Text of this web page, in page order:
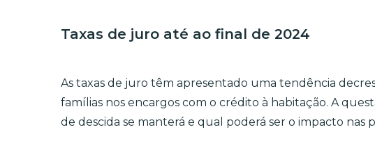
Taxas de juro até ao final de 2024
As taxas de juro têm apresentado uma tendência
famílias nos encargos com o crédito à habitação. A
de descida se manterá e qual poderá ser o impacto nas